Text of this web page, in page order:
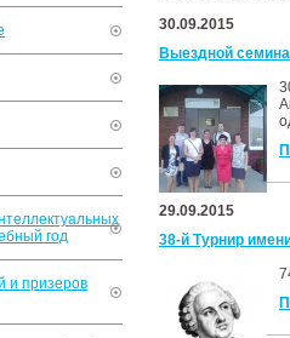
год
и призеров
30.09.2015
Выездной
29.09.2015
38-й Турнир